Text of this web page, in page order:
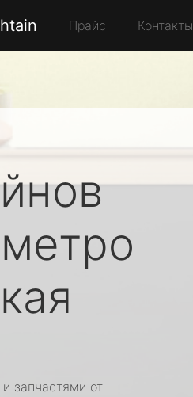
Прайс Контакты
метро
запчастями от